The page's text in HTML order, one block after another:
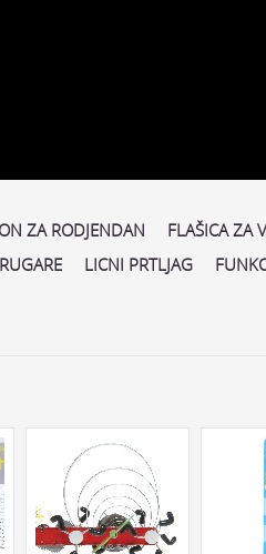
ZA RODJENDAN FLAŠICA ZA
LICNI PRTLJAG